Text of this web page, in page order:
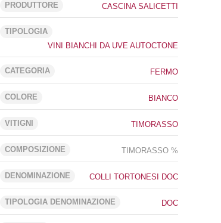
PRODUTTORE CASCINA SALICETTI
TIPOLOGIA
VINI BIANCHI DA UVE AUTOCTONE
CATEGORIA FERMO
COLORE BIANCO
VITIGNI TIMORASSO
COMPOSIZIONE TIMORASSO %
DENOMINAZIONE COLLI TORTONESI DOC
TIPOLOGIA DENOMINAZIONE DOC